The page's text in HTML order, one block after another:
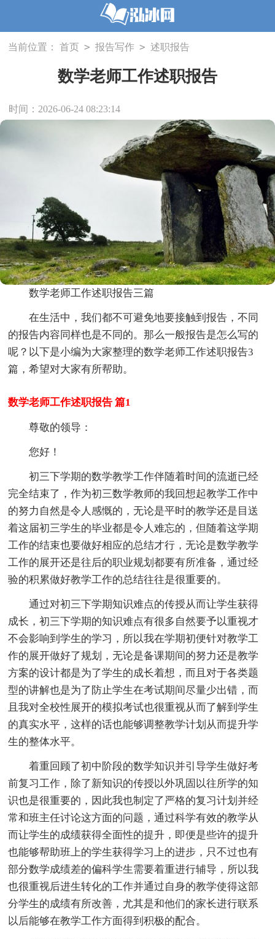
当前位置： 首页 > 报告写作 > 述职报告
数学老师工作述职报告
时间：2026-06-24 08:23:14
数学老师工作述职报告三篇
在生活中，我们都不可避免地要接触到报告，不同
的报告内容同样也是不同的。那么一般报告是怎么写的
呢？以下是小编为大家整理的数学老师工作述职报告3
篇，希望对大家有所帮助。
数学老师工作述职报告 篇1
尊敬的领导：
您好！
初三下学期的数学教学工作伴随着时间的流逝已经
完全结束了，作为初三数学教师的我回想起教学工作中
的努力自然是令人感慨的，无论是平时的教学还是目送
着这届初三学生的毕业都是令人难忘的，但随着这学期
工作的结束也要做好相应的总结才行，无论是数学教学
工作的展开还是往后的职业规划都要有所准备，通过经
验的积累做好教学工作的总结往往是很重要的。
通过对初三下学期知识难点的传授从而让学生获得
成长，初三下学期的知识难点有很多自然要予以重视才
不会影响到学生的学习，所以我在学期初便针对教学工
作的展开做好了规划，无论是备课期间的努力还是教学
方案的设计都是为了学生的成长着想，而且对于各类题
型的讲解也是为了防止学生在考试期间尽量少出错，而
且我对全校性展开的模拟考试也很重视从而了解到学生
的真实水平，这样的话也能够调整教学计划从而提升学
生的整体水平。
着重回顾了初中阶段的数学知识并引导学生做好考
前复习工作，除了新知识的传授以外巩固以往所学的知
识也是很重要的，因此我也制定了严格的复习计划并经
常和班主任讨论这方面的问题，通过科学有效的教学从
而让学生的成绩获得全面性的提升，即便是些许的提升
也能够帮助班上的学生获得学习上的进步，只不过也有
部分数学成绩差的偏科学生需要着重进行辅导，所以我
也很重视后进生转化的工作并通过自身的教学使得这部
分学生的成绩有所改善，尤其是和他们的家长进行联系
以后能够在教学工作方面得到积极的配合。